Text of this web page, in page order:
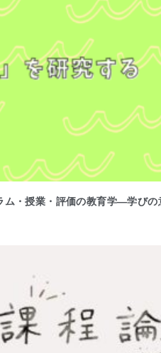
ム・授業・評価の教育学―学びの